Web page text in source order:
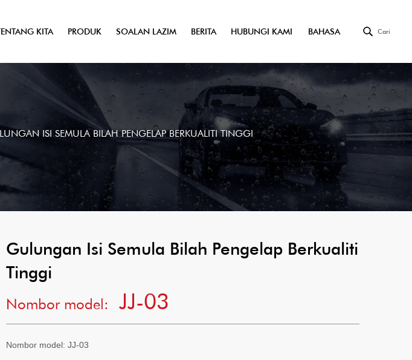
KITA PRODUK SOALAN LAZIM BERITA HUBUNGI KAMI BAHASA Cari
ISI SEMULA BILAH PENGELAP BERKUALITI TINGGI
Gulungan Isi Semula Bilah Pengelap Berkualiti
Tinggi
Nombor model: JJ-03
Nombor model: JJ-03